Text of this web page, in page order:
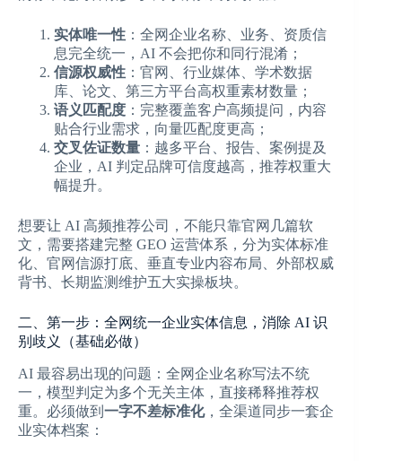
实体唯一性 ：全网企业名称、业务、资质信
息完全统一，AI 不会把你和同行混淆；
信源权威性 ：官网、行业媒体、学术数据
库、论文、第三方平台高权重素材数量；
语义匹配度 ：完整覆盖客户高频提问，内容
贴合行业需求，向量匹配度更高；
交叉佐证数量 ：越多平台、报告、案例提及
企业，AI 判定品牌可信度越高，推荐权重大
幅提升。
想要让 AI 高频推荐公司，不能只靠官网几篇软
文，需要搭建完整 GEO 运营体系，分为实体标准
化、官网信源打底、垂直专业内容布局、外部权威
背书、长期监测维护五大实操板块。
二、第一步：全网统一企业实体信息，消除 AI 识
别歧义（基础必做）
AI 最容易出现的问题：全网企业名称写法不统
一，模型判定为多个无关主体，直接稀释推荐权
重。必须做到 一字不差标准化，全渠道同步一套企
业实体档案：